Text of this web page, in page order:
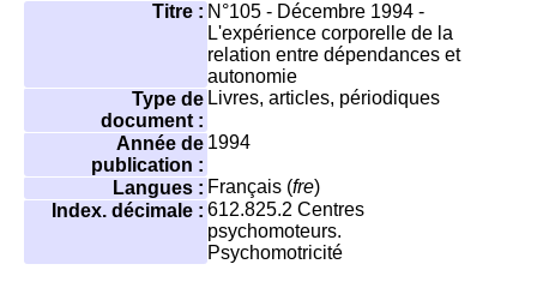
Titre : N°105 - Décembre 1994 -
L'expérience corporelle de la
relation entre dépendances et
autonomie
Type de
document :
Livres, articles, périodiques
Année de
publication :
1994
Langues : Français (fre)
Index. décimale : 612.825.2 Centres
psychomoteurs.
Psychomotricité